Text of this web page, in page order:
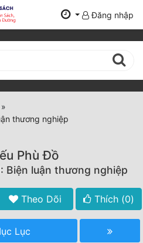
Đăng nhập
»
thương nghiệp
Phù Đồ
Biện luận thương nghiệp
Theo Dõi Thích (0)
Lục